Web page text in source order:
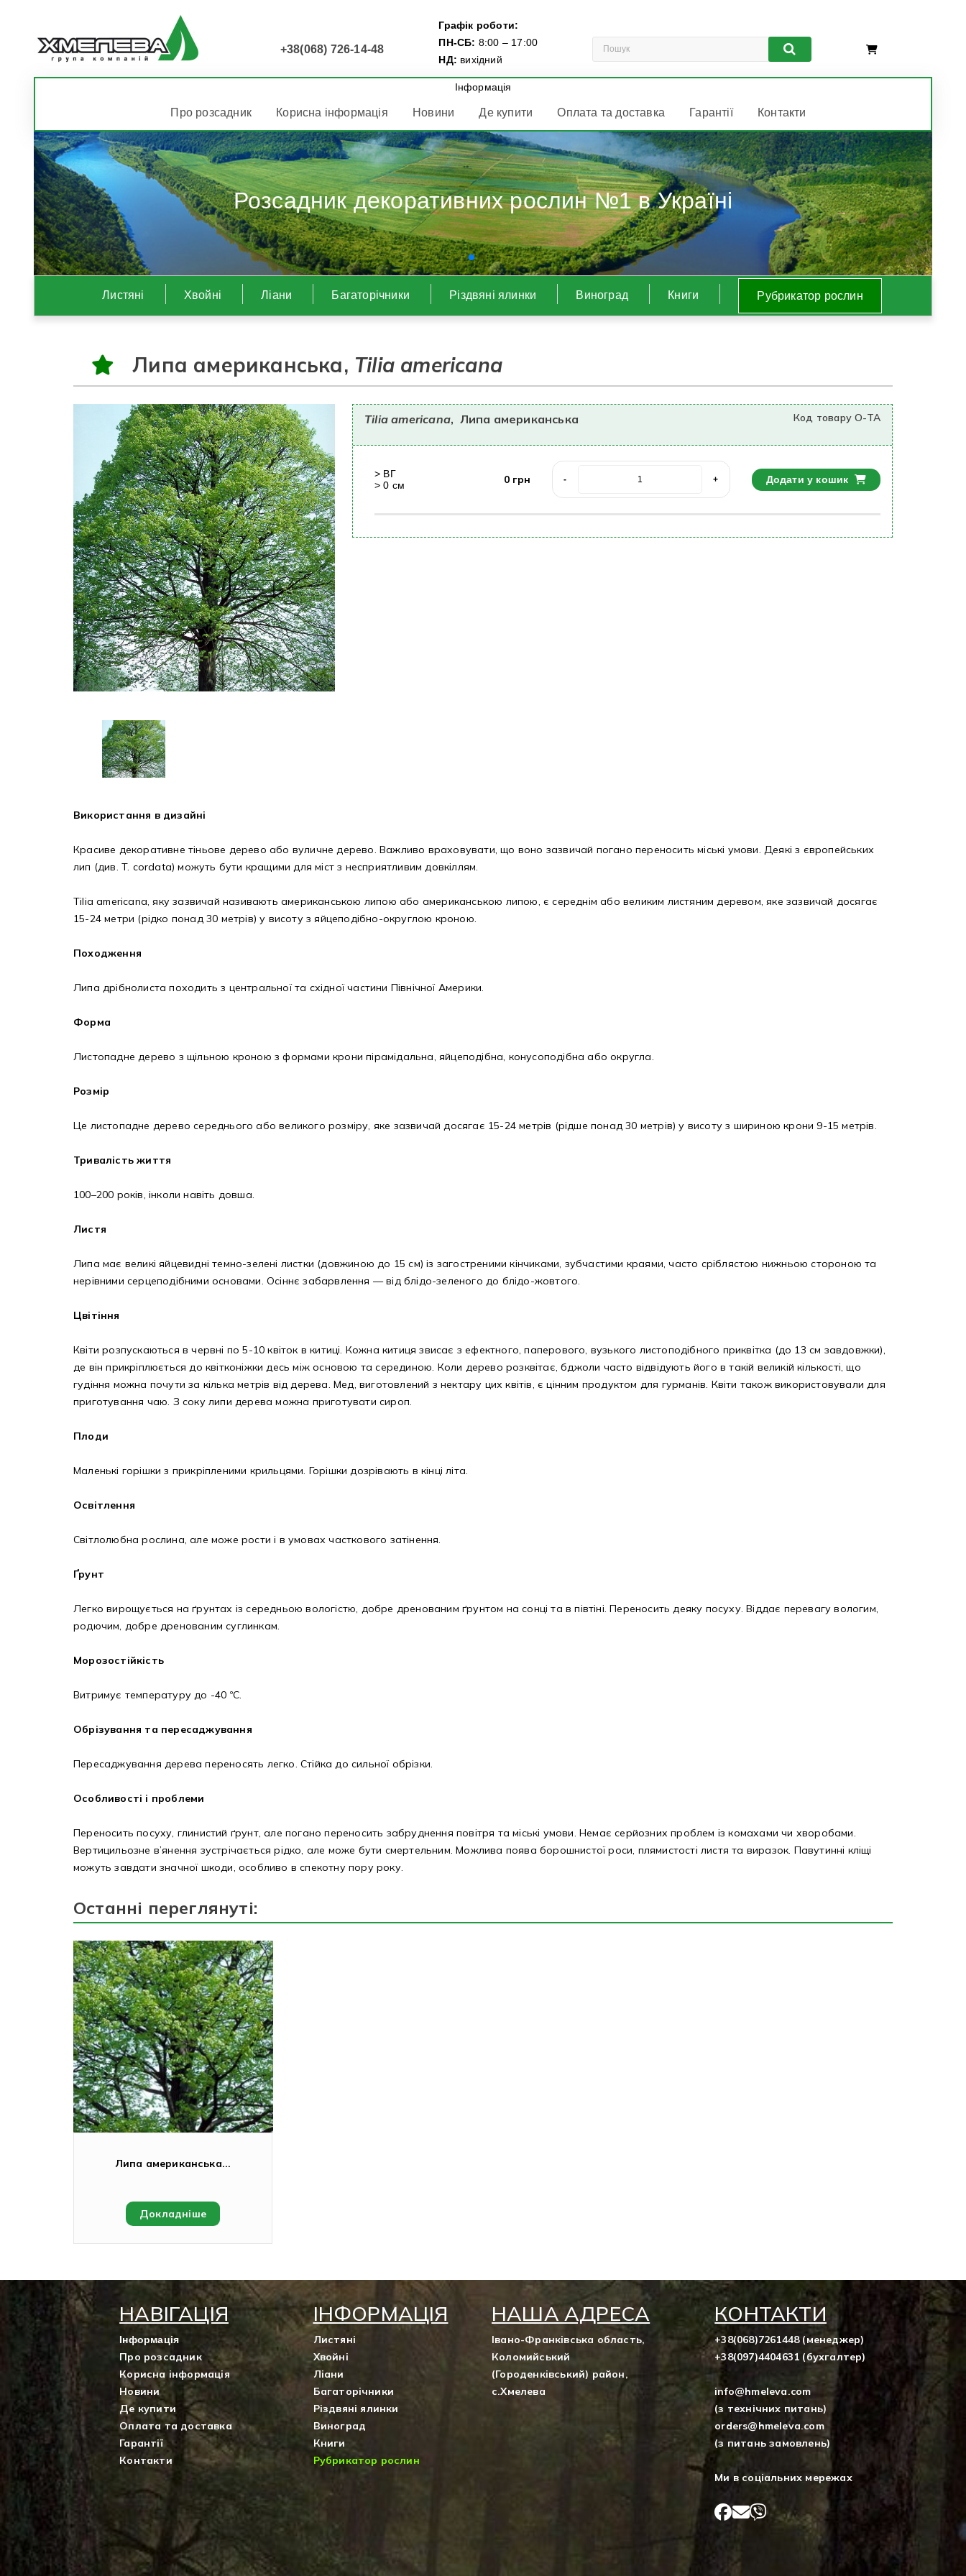
+38(068) 726-14-48
Графік роботи:
ПН-СБ: 8:00 – 17:00
НД: вихідний
Інформація
Про розсадник Корисна інформація Новини Де купити Оплата та доставка Гарантії Контакти
Розсадник декоративних рослин №1 в Україні
Листяні Хвойні Ліани Багаторічники Різдвяні ялинки Виноград Книги Рубрикатор рослин
Липа американська, Tilia americana
Tilia americana, Липа американська Код товару O-TA
> ВГ
>0 cм 0 грн - + Додати у кошик
Використання в дизайні
Красиве декоративне тіньове дерево або вуличне дерево. Важливо враховувати, що воно зазвичай погано переносить міські умови. Деякі з європейських
лип (див. T. cordata) можуть бути кращими для міст з несприятливим довкіллям.
Tilia americana, яку зазвичай називають американською липою або американською липою, є середнім або великим листяним деревом, яке зазвичай досягає
15-24 метри (рідко понад 30 метрів) у висоту з яйцеподібно-округлою кроною.
Походження
Липа дрібнолиста походить з центральної та східної частини Північної Америки.
Форма
Листопадне дерево з щільною кроною з формами крони пірамідальна, яйцеподібна, конусоподібна або округла.
Розмір
Це листопадне дерево середнього або великого розміру, яке зазвичай досягає 15-24 метрів (рідше понад 30 метрів) у висоту з шириною крони 9-15 метрів.
Тривалість життя
100–200 років, інколи навіть довша.
Листя
Липа має великі яйцевидні темно-зелені листки (довжиною до 15 см) із загостреними кінчиками, зубчастими краями, часто сріблястою нижньою стороною та
нерівними серцеподібними основами. Осіннє забарвлення — від блідо-зеленого до блідо-жовтого.
Цвітіння
Квіти розпускаються в червні по 5-10 квіток в китиці. Кожна китиця звисає з ефектного, паперового, вузького листоподібного приквітка (до 13 см завдовжки),
де він прикріплюється до квітконіжки десь між основою та серединою. Коли дерево розквітає, бджоли часто відвідують його в такій великій кількості, що
гудіння можна почути за кілька метрів від дерева. Мед, виготовлений з нектару цих квітів, є цінним продуктом для гурманів. Квіти також використовували для
приготування чаю. З соку липи дерева можна приготувати сироп.
Плоди
Маленькі горішки з прикріпленими крильцями. Горішки дозрівають в кінці літа.
Освітлення
Світлолюбна рослина, але може рости і в умовах часткового затінення.
Ґрунт
Легко вирощується на ґрунтах із середньою вологістю, добре дренованим ґрунтом на сонці та в півтіні. Переносить деяку посуху. Віддає перевагу вологим,
родючим, добре дренованим суглинкам.
Морозостійкість
Витримує температуру до -40 ºС.
Обрізування та пересаджування
Пересаджування дерева переносять легко. Стійка до сильної обрізки.
Особливості і проблеми
Переносить посуху, глинистий ґрунт, але погано переносить забруднення повітря та міські умови. Немає серйозних проблем із комахами чи хворобами.
Вертицильозне в’янення зустрічається рідко, але може бути смертельним. Можлива поява борошнистої роси, плямистості листя та виразок. Павутинні кліщі
можуть завдати значної шкоди, особливо в спекотну пору року.
Останні переглянуті:
Липа американська...
Докладніше
НАВІГАЦІЯ
Інформація
Про розсадник
Корисна інформація
Новини
Де купити
Оплата та доставка
Гарантії
Контакти
ІНФОРМАЦІЯ
Листяні
Хвойні
Ліани
Багаторічники
Різдвяні ялинки
Виноград
Книги
Рубрикатор рослин
НАША АДРЕСА
Івано-Франківська область,
Коломийський
(Городенківський) район,
с.Хмелева
КОНТАКТИ
+38(068)7261448 (менеджер)
+38(097)4404631 (бухгалтер)
info@hmeleva.com
(з технічних питань)
orders@hmeleva.com
(з питань замовлень)
Ми в соціальних мережах